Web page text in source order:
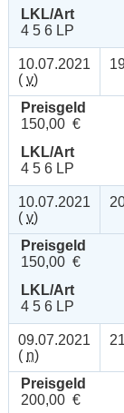
LKL/Art
4 5 6 LP
10.07.2021
( v)
Preisgeld
150,00 €
LKL/Art
4 5 6 LP
10.07.2021
( v)
Preisgeld
150,00 €
LKL/Art
4 5 6 LP
09.07.2021
( n)
Preisgeld
200,00 €